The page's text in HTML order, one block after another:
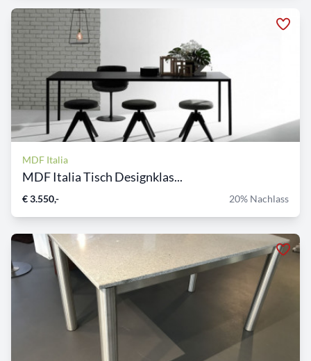
MDF Italia
MDF Italia Tisch Designklas...
€ 3.550,- 20% Nachlass